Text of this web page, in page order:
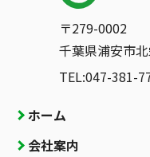
〒279-0002
千葉県浦安市
TEL:047-381-
ホーム
会社案内